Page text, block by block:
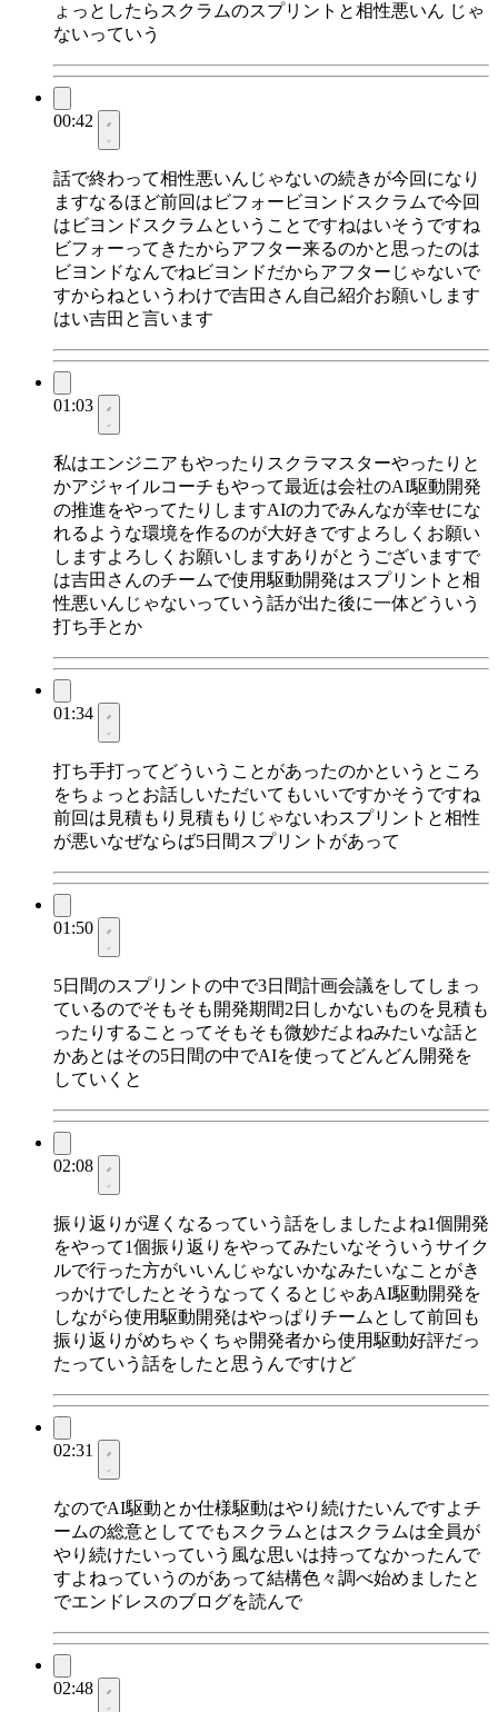
ょっとしたらスクラムのスプリントと相性悪いん じゃ
ないっていう
00:42
話で終わって相性悪いんじゃないの続きが今回になり
ますなるほど前回はビフォービヨンドスクラムで今回
はビヨンドスクラムということですねはいそうですね
ビフォーってきたからアフター来るのかと思ったのは
ビヨンドなんでねビヨンドだからアフターじゃないで
すからねというわけで吉田さん自己紹介お願いします
はい吉田と言います
01:03
私はエンジニアもやったりスクラマスターやったりと
かアジャイルコーチもやって最近は会社のAI駆動開発
の推進をやってたりしますAIの力でみんなが幸せにな
れるような環境を作るのが大好きですよろしくお願い
しますよろしくお願いしますありがとうございますで
は吉田さんのチームで使用駆動開発はスプリントと相
性悪いんじゃないっていう話が出た後に一体どういう
打ち手とか
01:34
打ち手打ってどういうことがあったのかというところ
をちょっとお話しいただいてもいいですかそうですね
前回は見積もり見積もりじゃないわスプリントと相性
が悪いなぜならば5日間スプリントがあって
01:50
5日間のスプリントの中で3日間計画会議をしてしまっ
ているのでそもそも開発期間2日しかないものを見積も
ったりすることってそもそも微妙だよねみたいな話と
かあとはその5日間の中でAIを使ってどんどん開発を
していくと
02:08
振り返りが遅くなるっていう話をしましたよね1個開発
をやって1個振り返りをやってみたいなそういうサイク
ルで行った方がいいんじゃないかなみたいなことがき
っかけでしたとそうなってくるとじゃあAI駆動開発を
しながら使用駆動開発はやっぱりチームとして前回も
振り返りがめちゃくちゃ開発者から使用駆動好評だっ
たっていう話をしたと思うんですけど
02:31
なのでAI駆動とか仕様駆動はやり続けたいんですよチ
ームの総意としてでもスクラムとはスクラムは全員が
やり続けたいっていう風な思いは持ってなかったんで
すよねっていうのがあって結構色々調べ始めましたと
でエンドレスのブログを読んで
02:48